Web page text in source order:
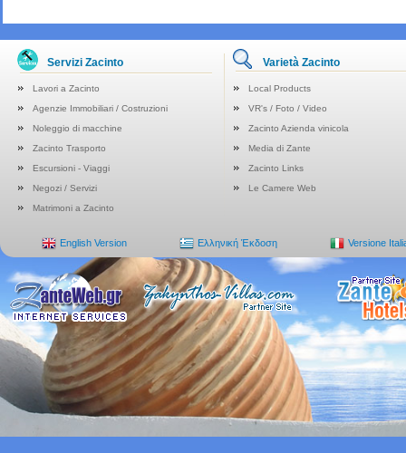
Servizi Zacinto Varietà Zacinto
Lavori a Zacinto
Local Products
Agenzie Immobiliari / Costruzioni
VR's / Foto / Video
Noleggio di macchine
Zacinto Azienda vinicola
Zacinto Trasporto
Media di Zante
Escursioni - Viaggi
Zacinto Links
Negozi / Servizi
Le Camere Web
Matrimoni a Zacinto
English Version Ελληνική Έκδοση Versione